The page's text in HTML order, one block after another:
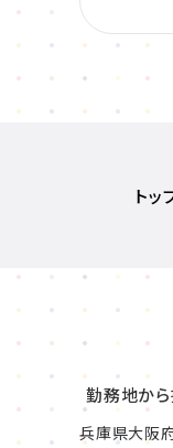
トッ
勤務地か
兵庫県大阪